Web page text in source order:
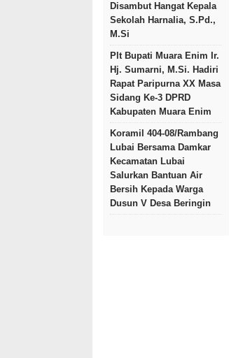
Disambut Hangat Kepala
Sekolah Harnalia, S.Pd.,
M.Si
Plt Bupati Muara Enim Ir.
Hj. Sumarni, M.Si. Hadiri
Rapat Paripurna XX Masa
Sidang Ke-3 DPRD
Kabupaten Muara Enim
Koramil 404-08/Rambang
Lubai Bersama Damkar
Kecamatan Lubai
Salurkan Bantuan Air
Bersih Kepada Warga
Dusun V Desa Beringin